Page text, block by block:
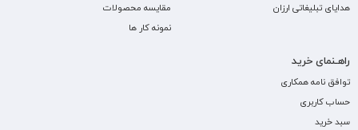
هدایای تبلیغاتی ارزان
مقایسه محصولات
نمونه کار ها
راهـنمای خرید
توافق نامه همکاری
حساب کاربری
سبد خرید